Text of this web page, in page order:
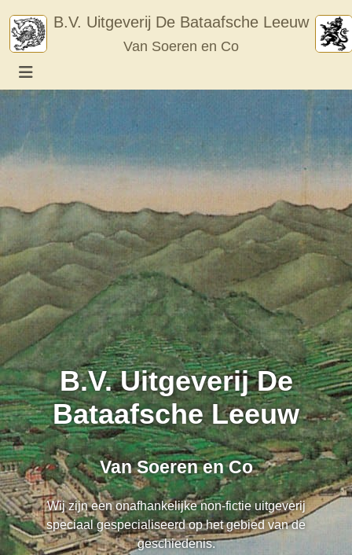
content
B.V. Uitgeverij De Bataafsche Leeuw
Van Soeren en Co
B.V. Uitgeverij De
Bataafsche Leeuw
Van Soeren en Co
Wij zijn een onafhankelijke non-fictie uitgeverij
speciaal gespecialiseerd op het gebied van de
geschiedenis.